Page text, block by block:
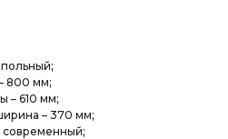
800 мм;
– 610 мм;
– 370 мм;
современный;